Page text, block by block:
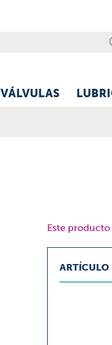
VÁLVULAS
Este
ARTÍCULO